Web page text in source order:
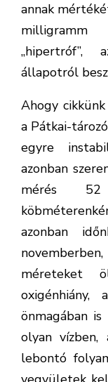
annak
„hipertróf”,
állapotról
Ahogy
a Pátkai-
egyre
azonban
mérés 52
azonban
méreteket
oxigénhiány,
önmagában
olyan
lebontó